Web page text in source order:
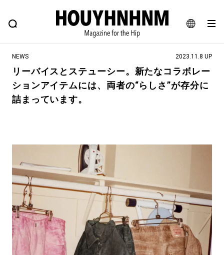
JA
EN
FEATURE BLOG SNAP
ヒップなファッション、カルチャー、ライフスタイルWEBマガジン
#注目のタグ
#NEW VINTAGE #マイナーグッド図鑑
#路地裏てぃーん。 #MONTHLY JOURNAL
#GH 銘品の所以 #フイナムのYouTube
#Commune H #FOCUS IT #AH.H
#ととけん #FASHION #MUSIC #MOVIE
#LIFESTYLE #SNEAKER #OUTDOOR
#SPORTS #HANDSOME HANDBOOK
NEWS 2023.11.8 UP
リーバイスとステューシー。新たなコラボレー
ションアイテムには、両者の“らしさ”が存分に
詰まっています。